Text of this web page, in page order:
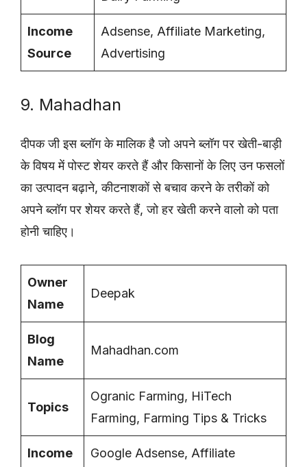
Income
Source
Adsense, Affiliate Marketing,
Advertising
9. Mahadhan
दीपक जी इस ब्लॉग के मालिक है जो अपने ब्लॉग पर खेती-बाड़ी
के विषय में पोस्ट शेयर करते हैं और किसानों के लिए उन फसलों
का उत्पादन बढ़ाने, कीटनाशकों से बचाव करने के तरीकों को
अपने ब्लॉग पर शेयर करते हैं, जो हर खेती करने वालो को पता
होनी चाहिए।
Owner
Name
Deepak
Blog
Name
Mahadhan.com
Topics
Ogranic Farming, HiTech
Farming, Farming Tips & Tricks
Income
Google Adsense, Affiliate